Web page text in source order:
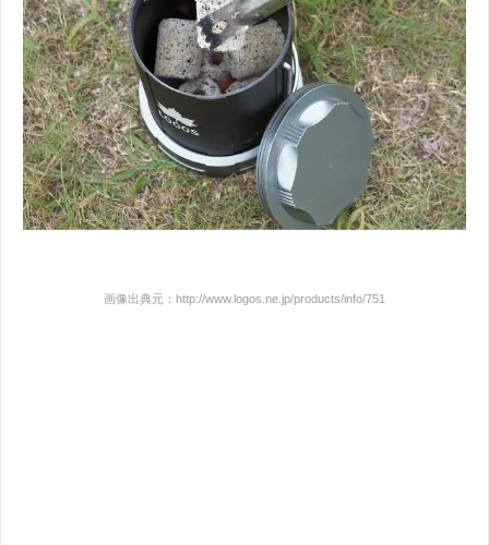
画像出典元：http://www.logos.ne.jp/products/info/751